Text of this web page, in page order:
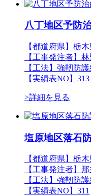
八丁地区予防
【都道府県】栃木
【工事発注者】
【工法】強靭防護
【実績表NO】313
>詳細を見る
塩原地区落石
【都道府県】栃
【工事発注者】
【工法】強靭防護
【実績表NO】311